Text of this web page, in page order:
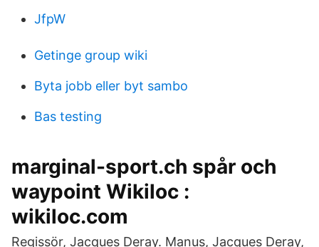
JfpW
Getinge group wiki
Byta jobb eller byt sambo
Bas testing
marginal-sport.ch spår och
waypoint Wikiloc :
wikiloc.com
Regissör, Jacques Deray. Manus, Jacques Deray,